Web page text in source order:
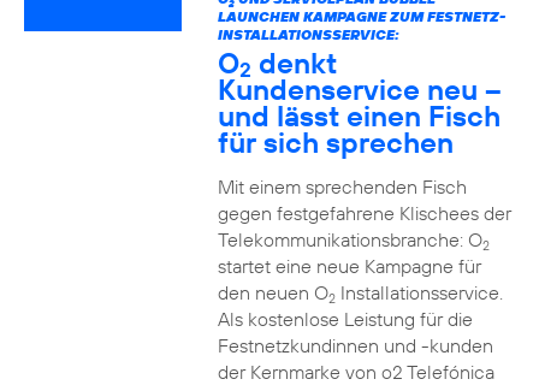
2
LAUNCHEN KAMPAGNE ZUM FESTNETZ-
INSTALLATIONSSERVICE:
O2 denkt
Kundenservice neu –
und lässt einen Fisch
für sich sprechen
Mit einem sprechenden Fisch
gegen festgefahrene Klischees der
Telekommunikationsbranche: O2
startet eine neue Kampagne für
den neuen O2Installationsservice.
Als kostenlose Leistung für die
Festnetzkundinnen und -kunden
der Kernmarke von o2 Telefónica